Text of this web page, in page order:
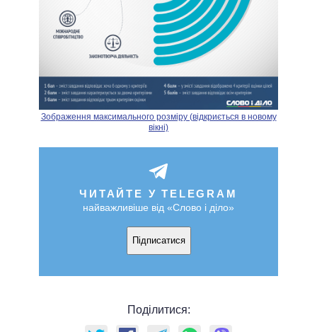
Зображення максимального розміру (відкриється в новому
вікні)
ЧИТАЙТЕ У TELEGRAM
найважливіше від «Слово і діло»
Підписатися
Поділитися: